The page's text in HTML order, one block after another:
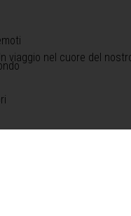
viaggio nel cuore del